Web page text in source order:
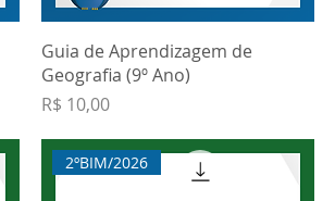
Guia de Aprendizagem de
Geografia (9º Ano)
Preço
R$ 10,00
2ºBIM/2026